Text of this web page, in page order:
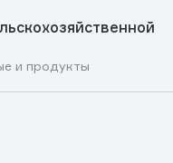
и продукты